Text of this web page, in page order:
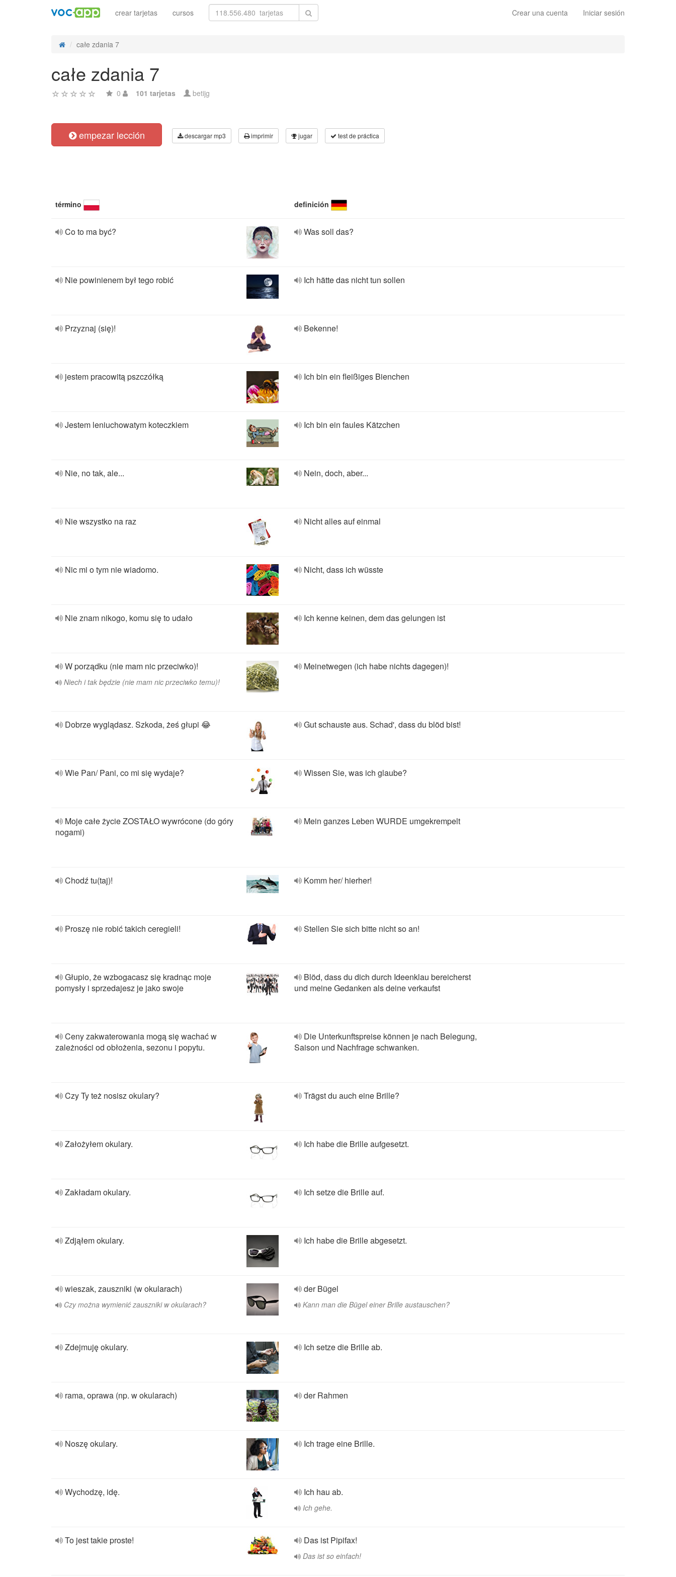
Crear una cuenta Iniciar sesión
crear tarjetas cursos
całe zdania 7
całe zdania 7
0 101 tarjetas betijg
empezar lección descargar mp3 imprimir jugar test de práctica
término definición
Co to ma być? Was soll das?
Nie powinienem był tego robić Ich hätte das nicht tun sollen
Przyznaj (się)! Bekenne!
jestem pracowitą pszczółką Ich bin ein fleißiges Bienchen
Jestem leniuchowatym koteczkiem Ich bin ein faules Kätzchen
Nie, no tak, ale... Nein, doch, aber...
Nie wszystko na raz Nicht alles auf einmal
Nic mi o tym nie wiadomo. Nicht, dass ich wüsste
Nie znam nikogo, komu się to udało Ich kenne keinen, dem das gelungen ist
W porządku (nie mam nic przeciwko)!
Niech i tak będzie (nie mam nic przeciwko temu)!
Meinetwegen (ich habe nichts dagegen)!
Dobrze wyglądasz. Szkoda, żeś głupi 😂 Gut schauste aus. Schad', dass du blöd bist!
Wie Pan/ Pani, co mi się wydaje? Wissen Sie, was ich glaube?
Moje całe życie ZOSTAŁO wywrócone (do góry
nogami)
Mein ganzes Leben WURDE umgekrempelt
Chodź tu(taj)! Komm her/ hierher!
Proszę nie robić takich ceregieli! Stellen Sie sich bitte nicht so an!
Głupio, że wzbogacasz się kradnąc moje
pomysły i sprzedajesz je jako swoje
Blöd, dass du dich durch Ideenklau bereicherst
und meine Gedanken als deine verkaufst
Ceny zakwaterowania mogą się wachać w
zależności od obłożenia, sezonu i popytu.
Die Unterkunftspreise können je nach Belegung,
Saison und Nachfrage schwanken.
Czy Ty też nosisz okulary? Trägst du auch eine Brille?
Założyłem okulary. Ich habe die Brille aufgesetzt.
Zakładam okulary. Ich setze die Brille auf.
Zdjąłem okulary. Ich habe die Brille abgesetzt.
wieszak, zauszniki (w okularach)
Czy można wymienić zauszniki w okularach?
der Bügel
Kann man die Bügel einer Brille austauschen?
Zdejmuję okulary. Ich setze die Brille ab.
rama, oprawa (np. w okularach) der Rahmen
Noszę okulary. Ich trage eine Brille.
Wychodzę, idę. Ich hau ab.
Ich gehe.
To jest takie proste! Das ist Pipifax!
Das ist so einfach!